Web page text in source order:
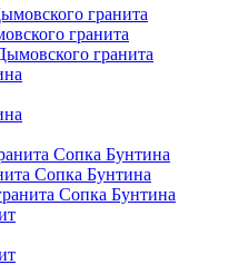
гранита
гранита
гранита
Сопка Бунтина
Сопка Бунтина
Сопка Бунтина